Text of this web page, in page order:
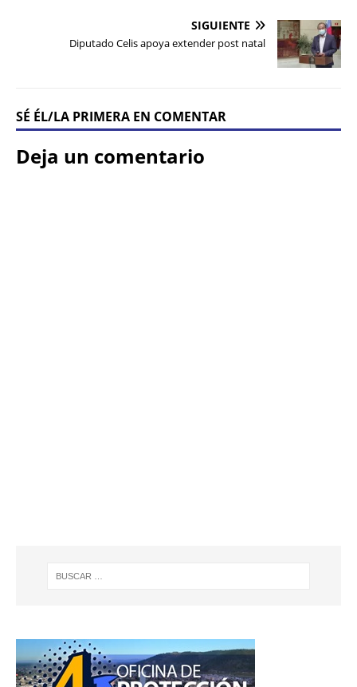
SIGUIENTE
Diputado Celis apoya extender post natal
SÉ ÉL/LA PRIMERA EN COMENTAR
Deja un comentario